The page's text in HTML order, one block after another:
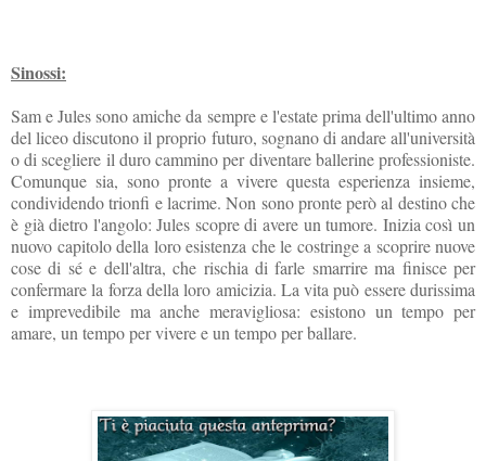
Sinossi:
Sam e Jules sono amiche da sempre e l'estate prima dell'ultimo anno
del liceo discutono il proprio futuro, sognano di andare all'università
o di scegliere il duro cammino per diventare ballerine professioniste.
Comunque sia, sono pronte a vivere questa esperienza insieme,
condividendo trionfi e lacrime. Non sono pronte però al destino che
è già dietro l'angolo: Jules scopre di avere un tumore. Inizia così un
nuovo capitolo della loro esistenza che le costringe a scoprire nuove
cose di sé e dell'altra, che rischia di farle smarrire ma finisce per
confermare la forza della loro amicizia. La vita può essere durissima
e imprevedibile ma anche meravigliosa: esistono un tempo per
amare, un tempo per vivere e un tempo per ballare.